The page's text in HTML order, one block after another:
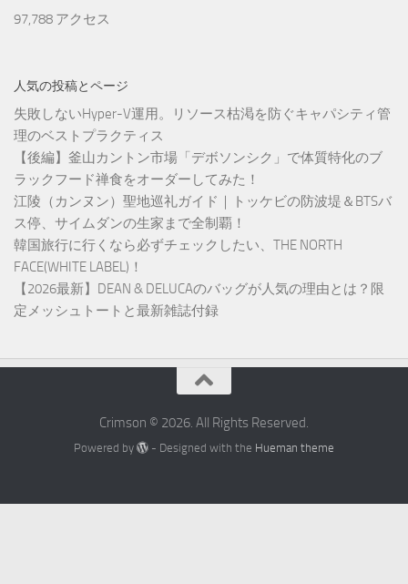
97,788 アクセス
人気の投稿とページ
失敗しないHyper-V運用。リソース枯渇を防ぐキャパシティ管
理のベストプラクティス
【後編】釜山カントン市場「デボソンシク」で体質特化のブ
ラックフード禅食をオーダーしてみた！
江陵（カンヌン）聖地巡礼ガイド｜トッケビの防波堤＆BTSバ
ス停、サイムダンの生家まで全制覇！
韓国旅行に行くなら必ずチェックしたい、THE NORTH
FACE(WHITE LABEL)！
【2026最新】DEAN & DELUCAのバッグが人気の理由とは？限
定メッシュトートと最新雑誌付録
Crimson © 2026. All Rights Reserved.
Powered by - Designed with the Hueman theme